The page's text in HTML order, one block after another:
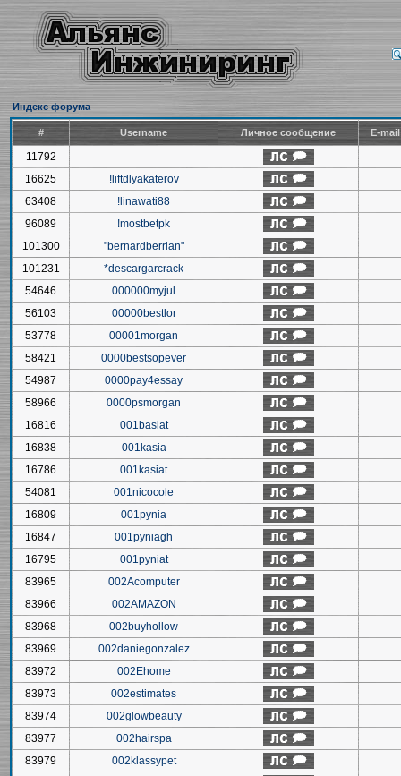
Индекс форума
# Username Личное сообщение E-
11792
16625
!liftdlyakaterov
63408
!linawati88
96089
!mostbetpk
101300
"bernardberrian"
101231
*descargarcrack
54646
000000myjul
56103
00000bestlor
53778
00001morgan
58421
0000bestsopever
54987
0000pay4essay
58966
0000psmorgan
16816
001basiat
16838
001kasia
16786
001kasiat
54081
001nicocole
16809
001pynia
16847
001pyniagh
16795
001pyniat
83965
002Acomputer
83966
002AMAZON
83968
002buyhollow
83969
002daniegonzalez
83972
002Ehome
83973
002estimates
83974
002glowbeauty
83977
002hairspa
83979
002klassypet